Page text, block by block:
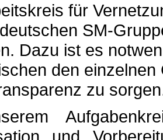
für
SM-
Dazu ist es
den
zu